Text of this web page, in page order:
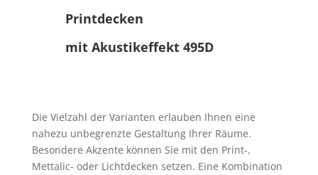
Printdecken
mit Akustikeffekt 495D
Die Vielzahl der Varianten erlauben Ihnen eine
nahezu unbegrenzte Gestaltung Ihrer Räume.
Besondere Akzente können Sie mit den Print-,
Mettalic- oder Lichtdecken setzen. Eine Kombination